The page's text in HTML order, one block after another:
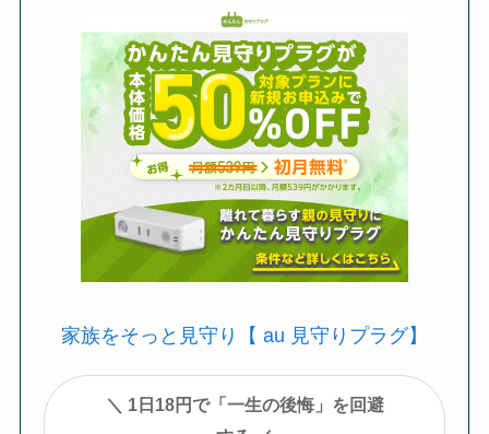
家族をそっと見守り【 au 見守りプラグ】
＼ 1日18円で「一生の後悔」を回避